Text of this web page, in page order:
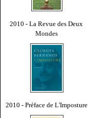
2010 - La Revue des Deux
Mondes
2010 - Préface de L'Imposture